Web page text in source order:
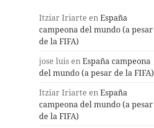
Itziar Iriarte enEspaña
campeona del mundo (a pesar
de la FIFA)
jose luis enEspaña campeona
del mundo (a pesar de la FIFA)
Itziar Iriarte enEspaña
campeona del mundo (a pesar
de la FIFA)